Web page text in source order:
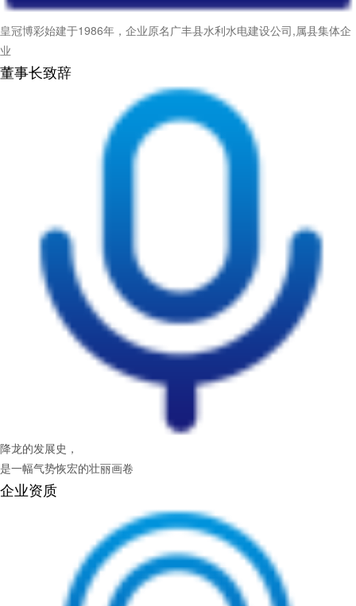
皇冠博彩始建于1986年，企业原名广丰县水利水电建设公司,属县集体企
业
董事长致辞
降龙的发展史，
是一幅气势恢宏的壮丽画卷
企业资质